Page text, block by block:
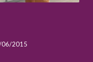
06/2015